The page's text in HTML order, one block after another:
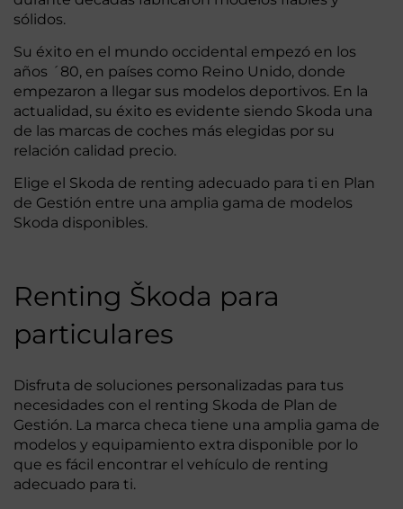
sólidos.
Su éxito en el mundo occidental empezó en los
años ´80, en países como Reino Unido, donde
empezaron a llegar sus modelos deportivos. En la
actualidad, su éxito es evidente siendo Skoda una
de las marcas de coches más elegidas por su
relación calidad precio.
Elige el Skoda de renting adecuado para ti en Plan
de Gestión entre una amplia gama de modelos
Skoda disponibles.
Renting Škoda para
particulares
Disfruta de soluciones personalizadas para tus
necesidades con el renting Skoda de Plan de
Gestión. La marca checa tiene una amplia gama de
modelos y equipamiento extra disponible por lo
que es fácil encontrar el vehículo de renting
adecuado para ti.